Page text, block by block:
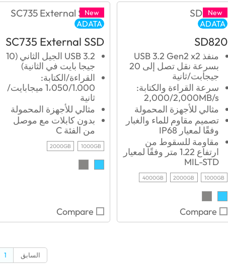
New
ADATA
SD820
منفذ ‏USB ‎3.2 Gen2 x2‎
بسرعة نقل تصل إلى ‏20
جيجابت/ثانية
سرعة القراءة والكتابة:
2,000/2,000MB/s
مثالي للأجهزة المحمولة
تصميم مقاوم للماء والغبار
وفقًا لمعيار ‏IP68‏
مقاومة للسقوط من
ارتفاع 1.22 متر وفقًا لمعيار
‏MIL-STD‏
1000GB
2000GB
4000GB
Compare
New
ADATA
SC735 External SSD
USB 3.2 الجيل الثاني (10
جيجا بايت في الثانية)
القراءة/الكتابة:
1،050/1.000 ميجابايت/
ثانية
مثالي للأجهزة المحمولة
بدون كابلات مع موصل
من الفئة C
1000GB
2000GB
Compare
السابق 1